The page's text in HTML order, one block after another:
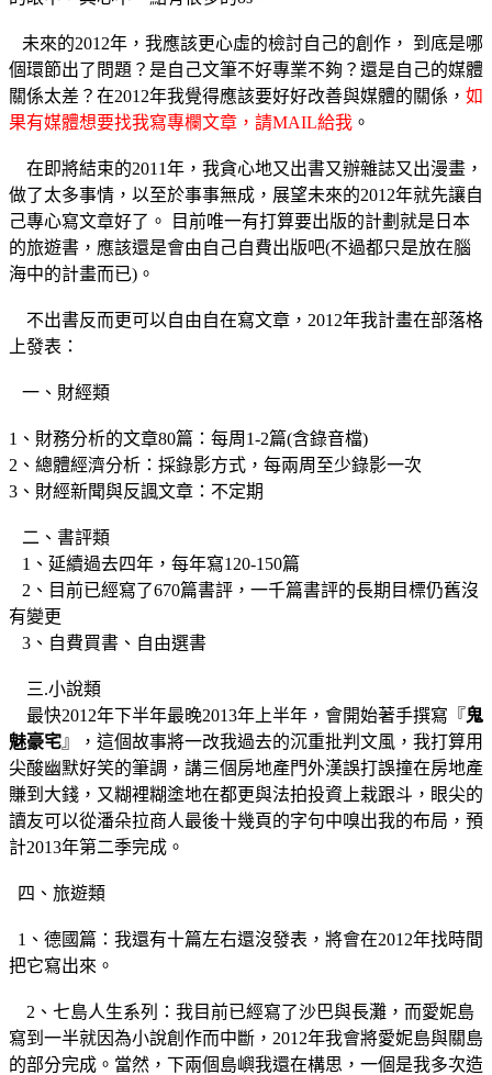
未來的2012年，我應該更心虛的檢討自己的創作， 到底是哪
個環節出了問題？是自己文筆不好專業不夠？還是自己的媒體
關係太差？在2012年我覺得應該要好好改善與媒體的關係， 如
果有媒體想要找我寫專欄文章，請MAIL給我 。
在即將結束的2011年，我貪心地又出書又辦雜誌又出漫畫，
做了太多事情，以至於事事無成，展望未來的2012年就先讓自
己專心寫文章好了。 目前唯一有打算要出版的計劃就是日本
的旅遊書，應該還是會由自己自費出版吧(不過都只是放在腦
海中的計畫而已)。
不出書反而更可以自由自在寫文章，2012年我計畫在部落格
上發表：
一、財經類
1、財務分析的文章80篇：每周1-2篇(含錄音檔)
2、總體經濟分析：採錄影方式，每兩周至少錄影一次
3、財經新聞與反諷文章：不定期
二、書評類
1、延續過去四年，每年寫120-150篇
2、目前已經寫了670篇書評，一千篇書評的長期目標仍舊沒
有變更
3、自費買書、自由選書
三.小說類
最快2012年下半年最晚2013年上半年，會開始著手撰寫『鬼
魅豪宅』，這個故事將一改我過去的沉重批判文風，我打算用
尖酸幽默好笑的筆調，講三個房地產門外漢誤打誤撞在房地產
賺到大錢，又糊裡糊塗地在都更與法拍投資上栽跟斗，眼尖的
讀友可以從潘朵拉商人最後十幾頁的字句中嗅出我的布局，預
計2013年第二季完成。
四、旅遊類
1、德國篇：我還有十篇左右還沒發表，將會在2012年找時間
把它寫出來。
2、七島人生系列：我目前已經寫了沙巴與長灘，而愛妮島
寫到一半就因為小說創作而中斷，2012年我會將愛妮島與關島
的部分完成。當然，下兩個島嶼我還在構思，一個是我多次造